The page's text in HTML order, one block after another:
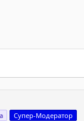
Супер-Модератор